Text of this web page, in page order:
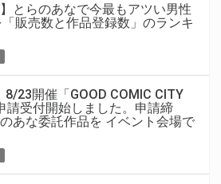
とらのあなで今最もアツい男性
販売数と作品登録数」のランキ
8/23開催「GOOD COMIC CITY
請受付開始しました。申請締
あな委託作品を イベント会場で